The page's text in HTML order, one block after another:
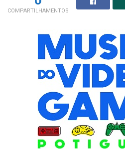
COMPARTILHAMENTOS